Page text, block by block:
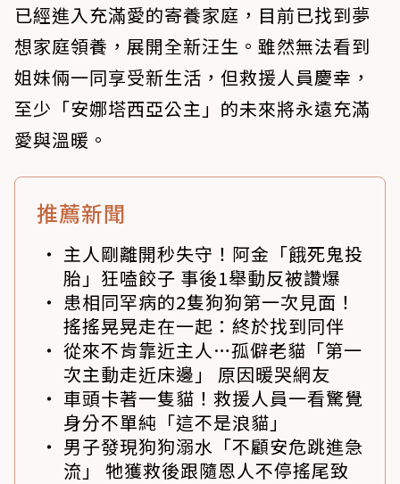
已經進入充滿愛的寄養家庭，目前已找到夢
想家庭領養，展開全新汪生。雖然無法看到
姐妹倆一同享受新生活，但救援人員慶幸，
至少「安娜塔西亞公主」的未來將永遠充滿
愛與溫暖。
推薦新聞
主人剛離開秒失守！阿金「餓死鬼投
胎」狂嗑餃子 事後1舉動反被讚爆
患相同罕病的2隻狗狗第一次見面！
搖搖晃晃走在一起：終於找到同伴
從來不肯靠近主人…孤僻老貓「第一
次主動走近床邊」 原因暖哭網友
車頭卡著一隻貓！救援人員一看驚覺
身分不單純「這不是浪貓」
男子發現狗狗溺水「不顧安危跳進急
流」 牠獲救後跟隨恩人不停搖尾致